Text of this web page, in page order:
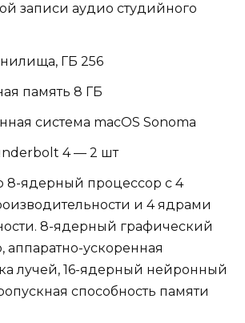
записи аудио студийного
ГБ 256
память 8 ГБ
система macOS Sonoma
4 — 2 шт
8-ядерный процессор с 4
и 4 ядрами
8-ядерный графический
аппаратно-ускоренная
лучей, 16-ядерный нейронный
способность памяти